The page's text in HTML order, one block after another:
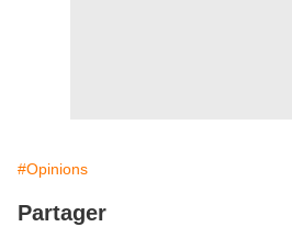
#Opinions
Partager